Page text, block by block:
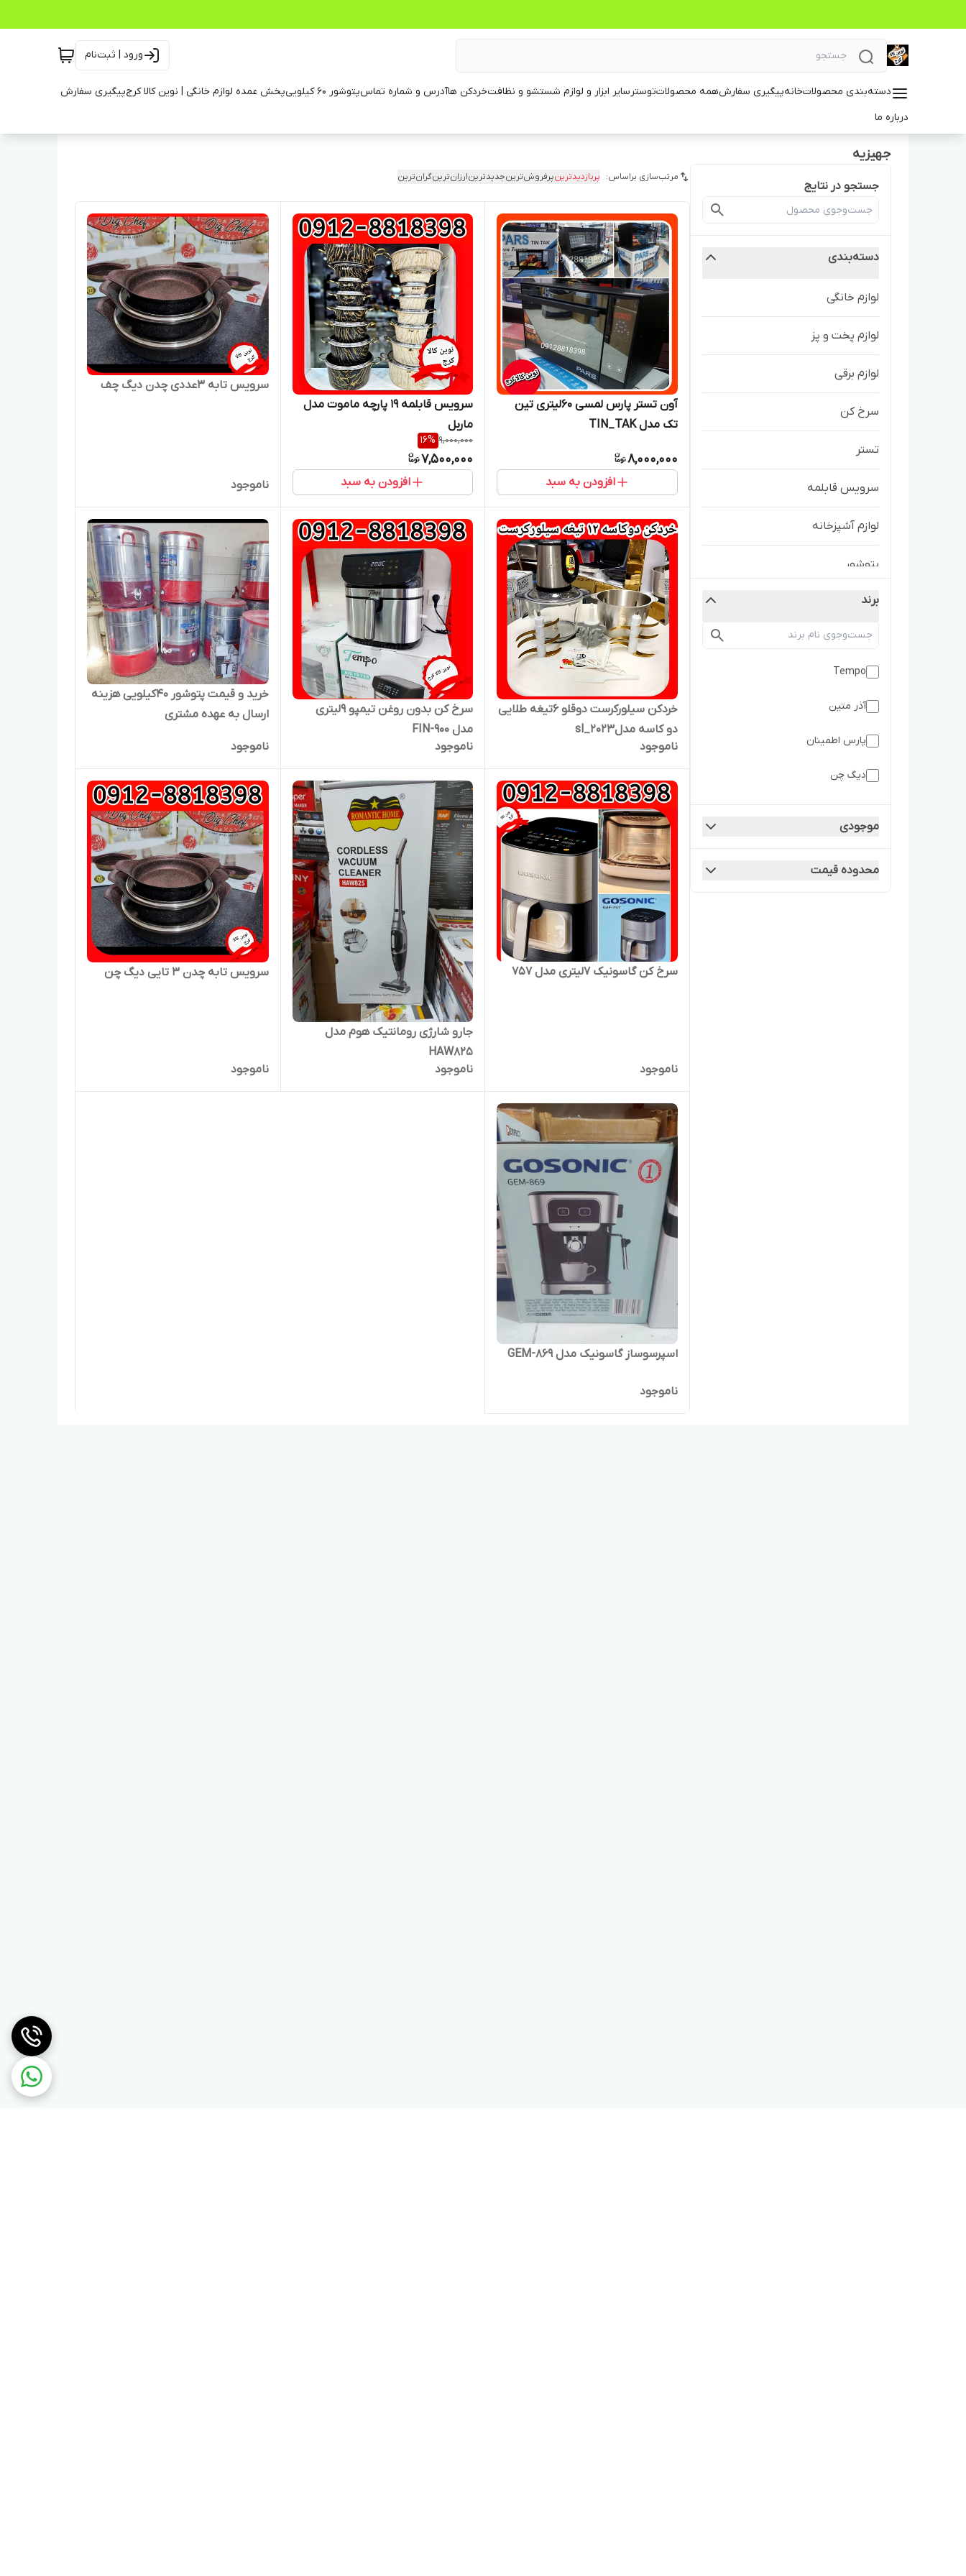
ورود | ثبت‌نام
دسته‌بندی محصولاتخانهپیگیری سفارشهمه محصولاتتوسترسایر ابزار و لوازم شستشو و نظافتخردکن هاآدرس و شماره تماسپتوشور ۶۰ کیلویی پخش عمده لوازم خانگی | نوین کالا کرجپیگیری سفارش
درباره ما
جهیزیه
جستجو در نتایج
دسته‌بندی
لوازم خانگی
لوازم پخت و پز
لوازم برقی
سرخ کن
تستر
سرویس قابلمه
لوازم آشپزخانه
پتوشور
سرویس تابه
جارو شارژی
اسپرسوساز
خردکن ها
برند
Tempo
آذر متین
پارس اطمینان
دیگ چن
گاسونیک
موجودی
محدوده قیمت
مرتب‌سازی براساس: پربازدیدترینپرفروش‌ترینجدیدترینارزان‌ترینگران‌ترین
آون تستر پارس لمسی ۶۰لیتری تین
تک مدل TIN_TAK
8,000,000
افزودن به سبد
سرویس قابلمه 19 پارچه ماموت مدل
ماربل
9,000,000
16%
7,500,000
افزودن به سبد
سرویس تابه ۳عددی چدن دیگ چف
ناموجود
خردکن سیلورکرست دوقلو ۶تیغه طلایی
دو کاسه مدلsl_2023
ناموجود
سرخ کن بدون روغن تیمپو ۹لیتری
مدل FIN-900
ناموجود
خرید و قیمت پتوشور ۴۰کیلویی هزینه
ارسال به عهده مشتری
ناموجود
سرخ کن گاسونیک ۷لیتری مدل 757
ناموجود
جارو شارژی رومانتیک هوم مدل
HAW825
ناموجود
سرویس تابه چدن ۳ تایی دیگ چن
ناموجود
اسپرسوساز گاسونیک مدل GEM-869
ناموجود